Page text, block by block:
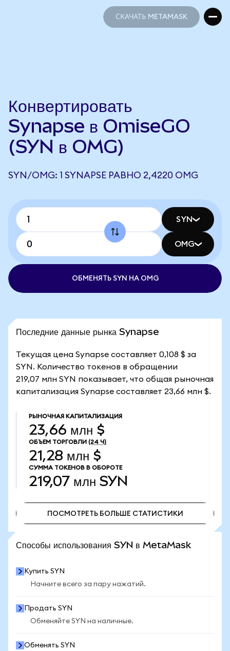
СКАЧАТЬ METAMASK
Конвертировать
Synapse в OmiseGO
(SYN в OMG)
SYN/OMG: 1 SYNAPSE РАВНО 2,4220 OMG
SYN
OMG
ОБМЕНЯТЬ SYN НА OMG
Последние данные рынка Synapse
Текущая цена Synapse составляет 0,108 $ за
SYN. Количество токенов в обращении
219,07 млн SYN показывает, что общая рыночная
капитализация Synapse составляет 23,66 млн $.
РЫНОЧНАЯ КАПИТАЛИЗАЦИЯ
23,66 млн $
ОБЪЕМ ТОРГОВЛИ (24 Ч)
21,28 млн $
СУММА ТОКЕНОВ В ОБОРОТЕ
219,07 млн SYN
ПОСМОТРЕТЬ БОЛЬШЕ СТАТИСТИКИ
Способы использования SYN в MetaMask
Купить SYN
Начните всего за пару нажатий.
Продать SYN
Обменяйте SYN на наличные.
Обменять SYN